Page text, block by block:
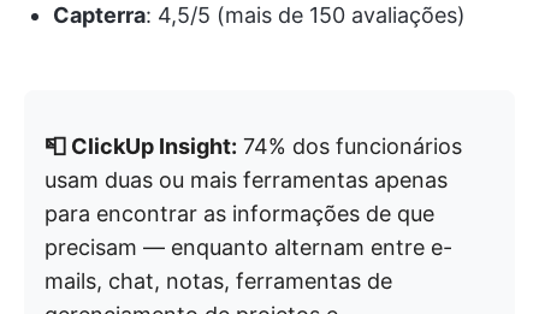
Capterra: 4,5/5 (mais de 150 avaliações)
📮 ClickUp Insight: 74% dos funcionários
usam duas ou mais ferramentas apenas
para encontrar as informações de que
precisam — enquanto alternam entre e-
mails, chat, notas, ferramentas de